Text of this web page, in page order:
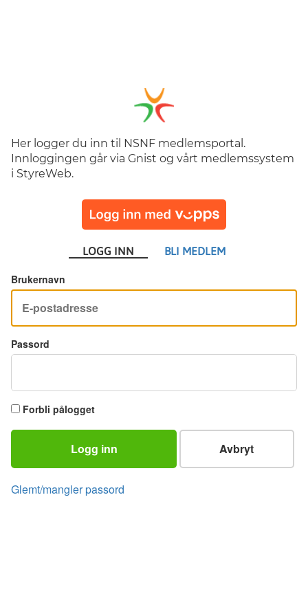
Her logger du inn til NSNF medlemsportal.
Innloggingen går via Gnist og vårt medlemssystem
i StyreWeb.
LOGG INN BLI MEDLEM
Brukernavn
Passord
Forbli pålogget
Logg inn Avbryt
Glemt/mangler passord